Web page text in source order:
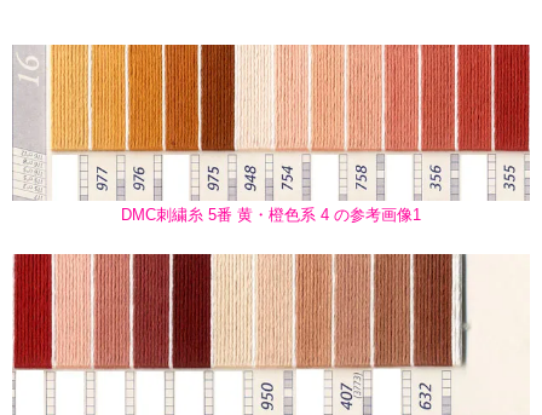
DMC刺繍糸 5番 黄・橙色系 4 の参考画像1